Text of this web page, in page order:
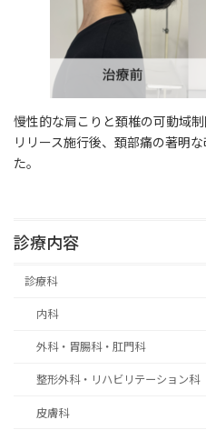
慢性的な肩こりと頚椎の可動域
リリース施行後、頚部痛の著明
た。
診療内容
診療科
内科
外科・胃腸科・肛門科
整形外科・リハビリテーション科
皮膚科